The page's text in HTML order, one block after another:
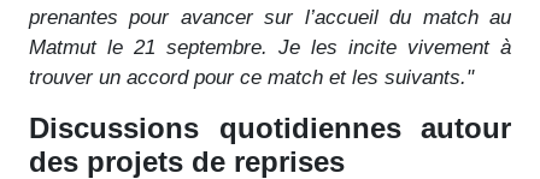
prenantes pour avancer sur l’accueil du match au
Matmut le 21 septembre. Je les incite vivement à
trouver un accord pour ce match et les suivants."
Discussions quotidiennes autour
des projets de reprises